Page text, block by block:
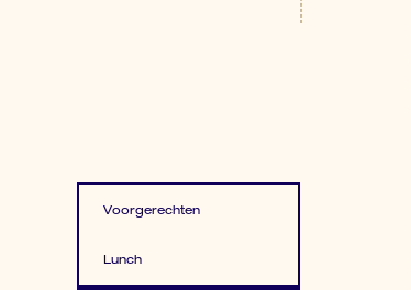
Voorgerechten
Lunch